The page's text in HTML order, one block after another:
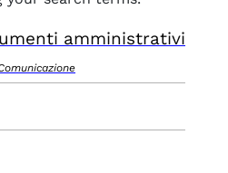
amministrativi